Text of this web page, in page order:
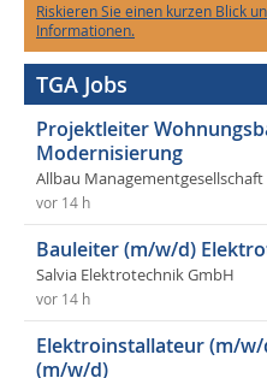
Riskieren Sie einen kurzen Blick
Informationen.
TGA Jobs
Projektleiter
Modernisierung
Allbau
vor 14 h
Bauleiter (m/w/d)
Salvia Elektrotechnik GmbH
vor 14 h
Elektroinstallateur (m/
(m/w/d)